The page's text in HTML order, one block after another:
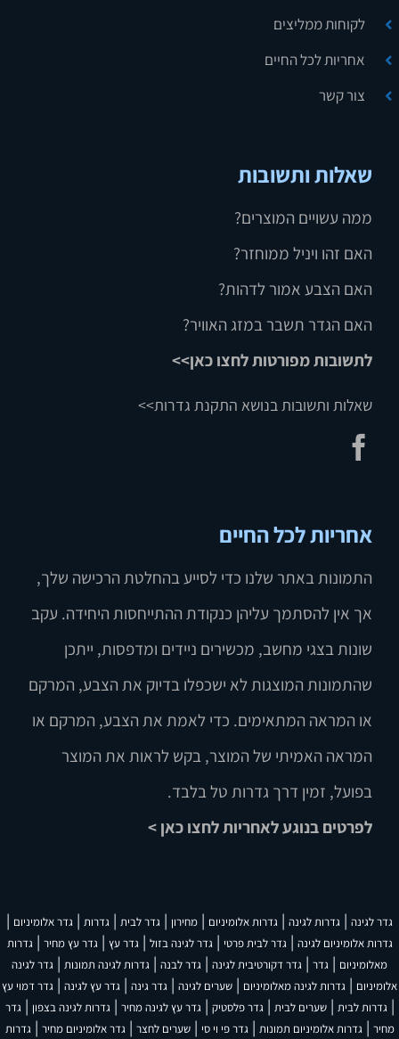
לקוחות ממליצים
אחריות לכל החיים
צור קשר
שאלות ותשובות
ממה עשויים המוצרים?
האם זהו ויניל ממוחזר?
האם הצבע אמור לדהות?
האם הגדר תשבר במזג האוויר?
לתשובות מפורטות לחצו כאן>>
שאלות ותשובות בנושא התקנת גדרות>>
אחריות לכל החיים
התמונות באתר שלנו כדי לסייע בהחלטת הרכישה שלך,
אך אין להסתמך עליהן כנקודת ההתייחסות היחידה. עקב
שונות בצגי מחשב, מכשירים ניידים ומדפסות, ייתכן
שהתמונות המוצגות לא ישכפלו בדיוק את הצבע, המרקם
או המראה המתאימים. כדי לאמת את הצבע, המרקם או
המראה האמיתי של המוצר, בקש לראות את המוצר
בפועל, זמין דרך גדרות טל בלבד.
לפרטים בנוגע לאחריות לחצו כאן >
גדר לגינה | גדרות לגינה | גדרות אלומיניום | מחירון | גדר לבית | גדרות | גדר אלומיניום |
גדרות אלומיניום לגינה |גדר לבית פרטי |גדר לגינה בזול |גדר עץ |גדר עץ מחיר |גדרות
מאלומיניום | גדר | גדר דקורטיבית לגינה | גדר לבנה | גדרות לגינה תמונות | גדר לגינה
אלומיניום | גדרות לגינה מאלומיניום | שערים לגינה | גדר גינה | גדר עץ לגינה | גדר דמוי עץ
|גדרות לבית |שערים לבית |גדר פלסטיק |גדר עץ לגינה מחיר |גדרות לגינה בצפון |גדר
מחיר |גדרות אלומיניום תמונות |גדר פי וי סי |שערים לחצר |גדר אלומיניום מחיר |גדרות